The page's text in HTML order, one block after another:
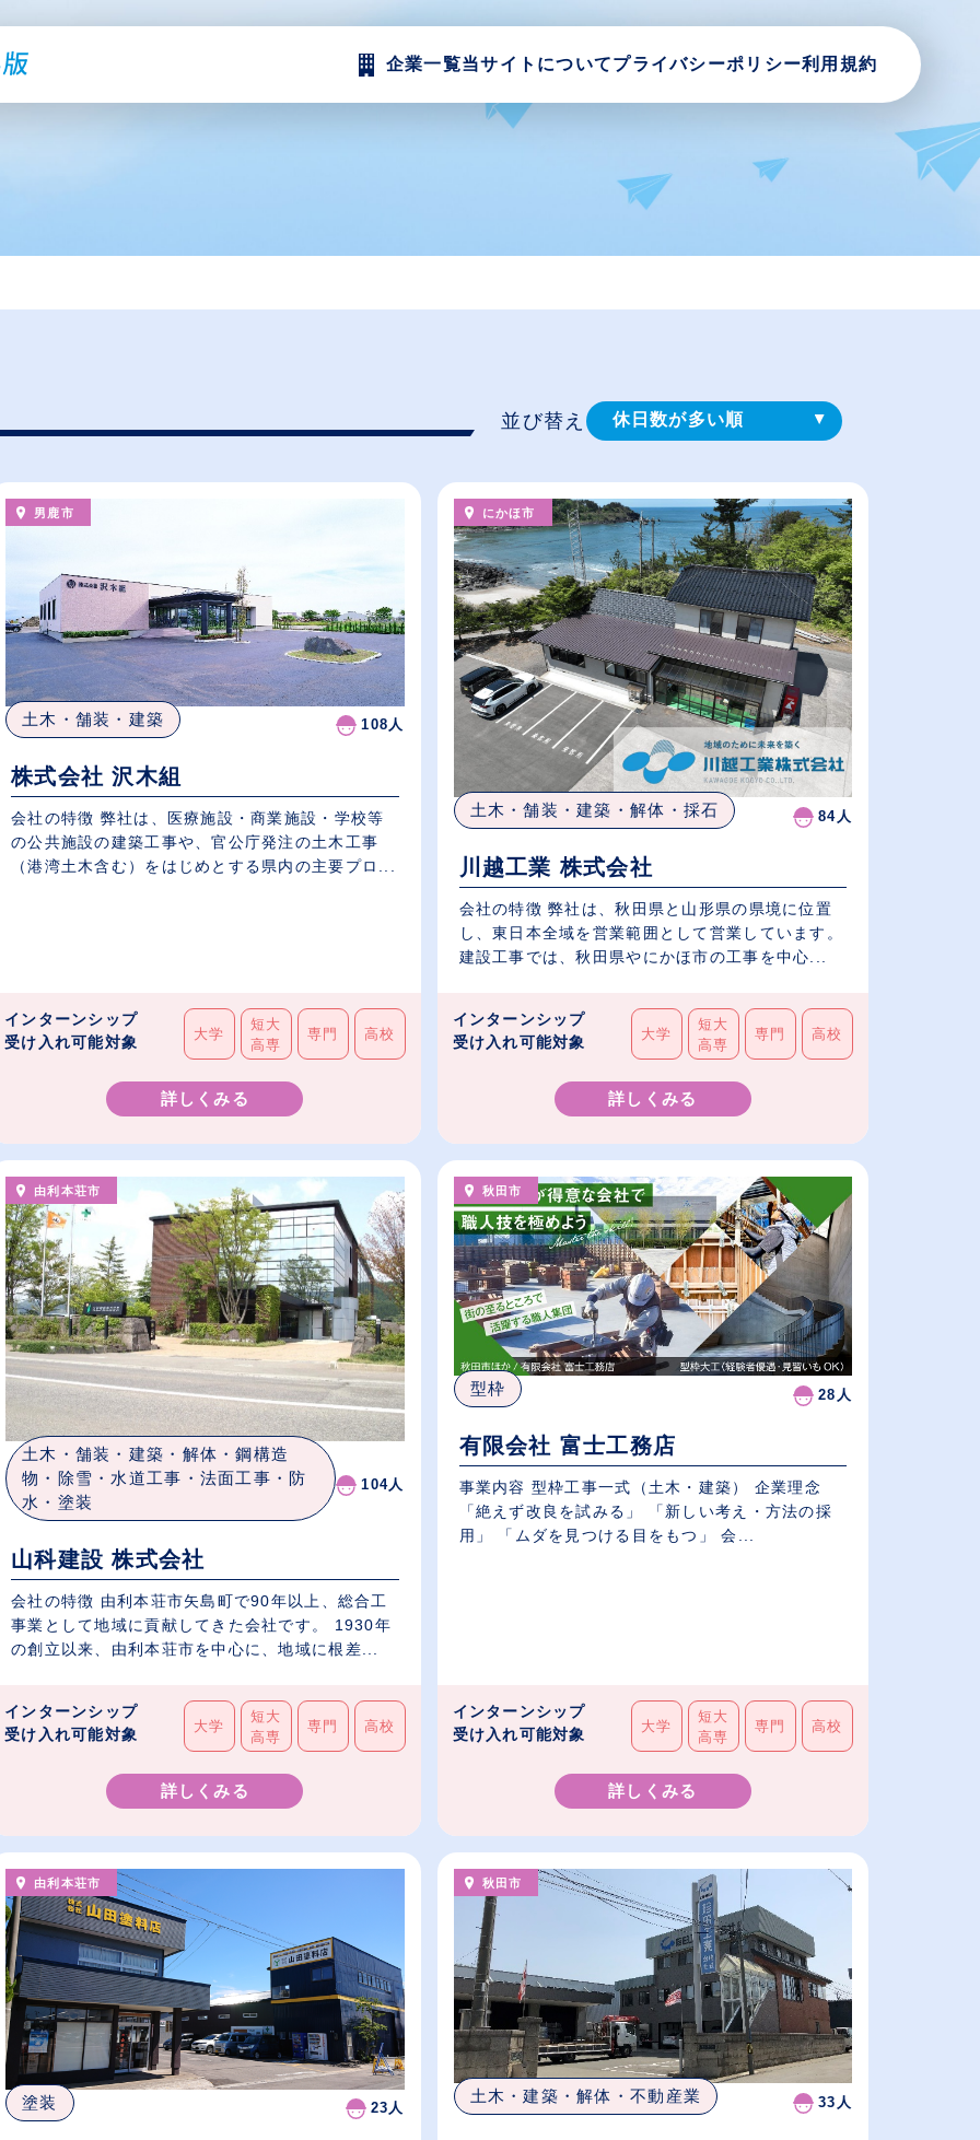
企業一覧当サイトについてプライバシーポリシー利用規約
並び替え 休日数が多い順
給与が高い順
（⾼卒の給与を基準）
従業員が多い順
男鹿市
土木・舗装・建築 108人
株式会社 沢木組
会社の特徴 弊社は、医療施設・商業施設・学校等
の公共施設の建築工事や、官公庁発注の土木工事
（港湾土木含む）をはじめとする県内の主要プロ...
インターンシップ
受け入れ可能対象
大学
短大
高専
専門 高校
詳しくみる
にかほ市
土木・舗装・建築・解体・採石 84人
川越工業 株式会社
会社の特徴 弊社は、秋田県と山形県の県境に位置
し、東日本全域を営業範囲として営業しています。
建設工事では、秋田県やにかほ市の工事を中心...
インターンシップ
受け入れ可能対象
大学
短大
高専
専門 高校
詳しくみる
由利本荘市
土木・舗装・建築・解体・鋼構造
物・除雪・水道工事・法面工事・防
水・塗装
104人
山科建設 株式会社
会社の特徴 由利本荘市矢島町で90年以上、総合工
事業として地域に貢献してきた会社です。 1930年
の創立以来、由利本荘市を中心に、地域に根差...
インターンシップ
受け入れ可能対象
大学
短大
高専
専門 高校
詳しくみる
秋田市
型枠 28人
有限会社 富士工務店
事業内容 型枠工事一式（土木・建築） 企業理念
「絶えず改良を試みる」 「新しい考え・方法の採
用」 「ムダを見つける目をもつ」 会...
インターンシップ
受け入れ可能対象
大学
短大
高専
専門 高校
詳しくみる
由利本荘市
塗装 23人
秋田市
土木・建築・解体・不動産業 33人